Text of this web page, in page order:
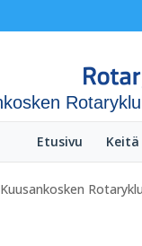
Etusivu
Kuusankosken